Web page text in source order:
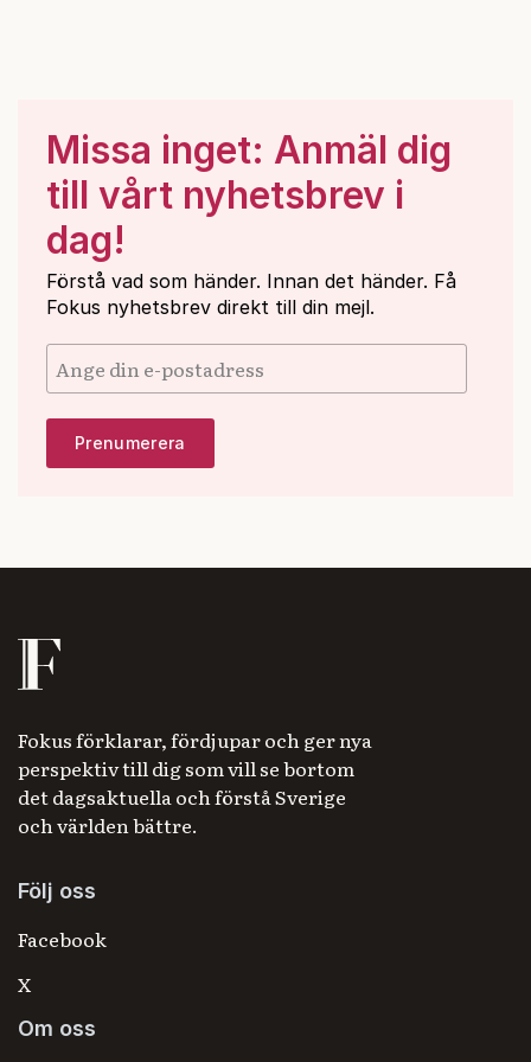
Missa inget: Anmäl dig
till vårt nyhetsbrev i
dag!
Förstå vad som händer. Innan det händer. Få
Fokus nyhetsbrev direkt till din mejl.
Fokus förklarar, fördjupar och ger nya
perspektiv till dig som vill se bortom
det dagsaktuella och förstå Sverige
och världen bättre.
Följ oss
Facebook
X
Om oss